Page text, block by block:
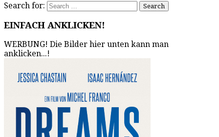
Search for:
EINFACH ANKLICKEN!
WERBUNG! Die Bilder hier unten kann man
anklicken...!